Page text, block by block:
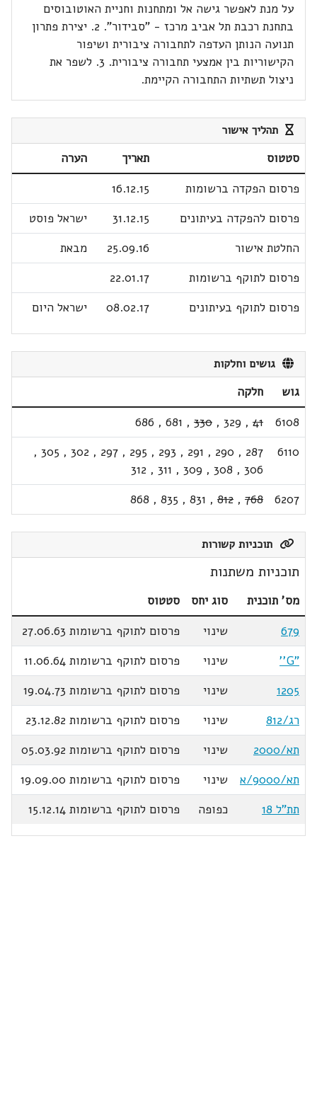
על מנת לאפשר גישה אל ומתחנות וחניית האוטובוסים
בתחנת רכבת תל אביב מרכז - "סבידור". 2. יצירת פתרון
תנועה הנותן העדפה לתחבורה ציבורית ושיפור
הקישוריות בין אמצעי תחבורה ציבורית. 3. לשפר את
ניצול תשתיות התחבורה הקיימת.
תהליך אישור
סטטוס תאריך
הערה
פרסום הפקדה ברשומות
16.12.15
פרסום להפקדה בעיתונים
31.12.15
ישראל פוסט
החלטת אישור
25.09.16
מבאת
פרסום לתוקף ברשומות
22.01.17
פרסום לתוקף בעיתונים
08.02.17 ישראל היום
גושים וחלקות
גוש
חלקה
6108
41
,
329
,
330
,
681
,
686
6110
287
,
290
,
291
,
293
,
295
,
297
,
302
,
305
,
306
,
308
,
309
,
311
,
312
6207
768
,
812
,
831
,
835
,
868
תוכניות קשורות
תוכניות משתנות
מס' תוכנית סוג יחס
סטטוס
679
שינוי
פרסום לתוקף ברשומות 27.06.63
"G''
שינוי
פרסום לתוקף ברשומות 11.06.64
1205
שינוי
פרסום לתוקף ברשומות 19.04.73
רג/812
שינוי
פרסום לתוקף ברשומות 23.12.82
תא/2000
שינוי
פרסום לתוקף ברשומות 05.03.92
תא/9000/א
שינוי
פרסום לתוקף ברשומות 19.09.00
תת"ל 18
כפופה פרסום לתוקף ברשומות 15.12.14